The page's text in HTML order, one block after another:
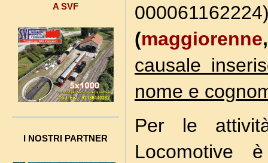
A SVF
I NOSTRI PARTNER
(maggiorenne
causale
nome e
Per le
Locomotive